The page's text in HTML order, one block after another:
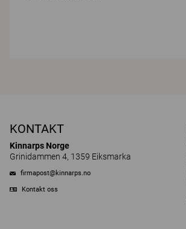
KONTAKT
Kinnarps Norge
Grinidammen 4, 1359 Eiksmarka
firmapost@kinnarps.no
Kontakt oss